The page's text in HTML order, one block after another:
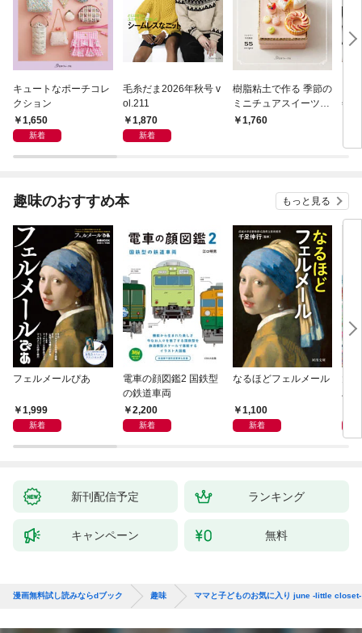
キュートなポーチコレ
クション
1,650
新着
毛糸だま2026年秋号 v
ol.211
1,870
新着
樹脂粘土で作る 季節の
ミニチュアスイーツ・
アラカルト
1,760
年7
趣味のおすすめ本 もっと見る
フェルメールぴあ
1,999
新着
電車の顔図鑑2 国鉄型
の鉄道車両
2,200
新着
なるほどフェルメール
1,100
新着
ハ
新刊配信予定 ランキング
キャンペーン 無料
漫画無料試し読みならdブック 趣味 ママと子どものお気に入り june -little closet-